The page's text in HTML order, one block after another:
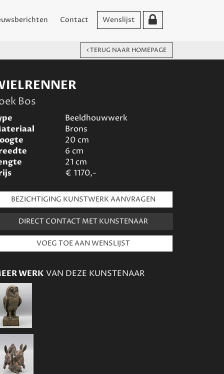
Contact Wenslijst
TERUG NAAR HOMEPAGE
Bos
Beeldhouwwerk
Brons
20cm
6 cm
21 cm
€ 1170,-
BEZICHTIGING KUNSTWERK AANVRAGEN
DIRECT CONTACT MET KUNSTENAAR
WERK VAN DEZE KUNSTENAAR